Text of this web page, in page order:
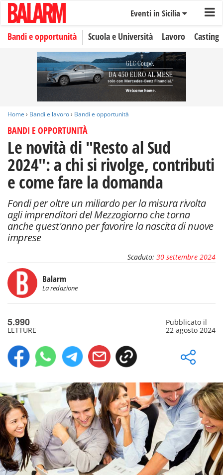
Eventi in Sicilia
Bandi e opportunità Scuola e Università Lavoro Casting
Home › Bandi e lavoro› Bandi e opportunità
BANDI E OPPORTUNITÀ
Le novità di "Resto al Sud
2024": a chi si rivolge, contributi
e come fare la domanda
Fondi per oltre un miliardo per la misura rivolta
agli imprenditori del Mezzogiorno che torna
anche quest'anno per favorire la nascita di nuove
imprese
Scaduto: 30 settembre 2024
Balarm
La redazione
5.990
LETTURE
Pubblicato il
22 agosto 2024